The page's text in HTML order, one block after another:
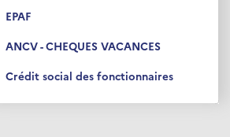
EPAF
ANCV - CHEQUES VACANCES
Crédit social des fonctionnaires